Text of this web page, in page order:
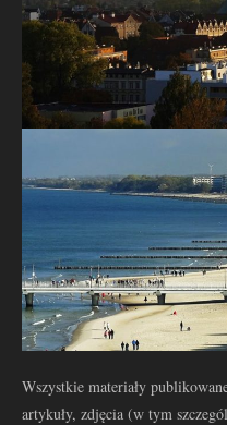
Wszystkie materiały
artykuły, zdjęcia (w tym